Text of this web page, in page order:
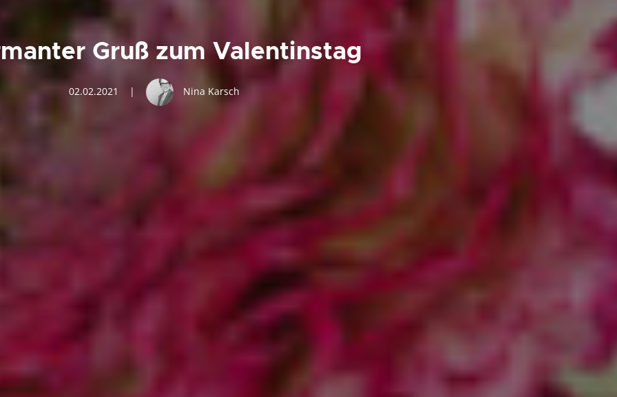
Gruß zum Valentinstag
02.02.2021 | Nina Karsch